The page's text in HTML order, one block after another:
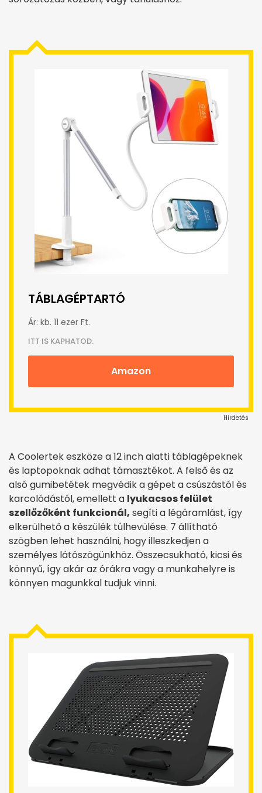
TÁBLAGÉPTARTÓ
Ár: kb. 11 ezer Ft.
ITT IS KAPHATOD:
Amazon
Hirdetés
A Coolertek eszköze a 12 inch alatti táblagépeknek
és laptopoknak adhat támasztékot. A felső és az
alsó gumibetétek megvédik a gépet a csúszástól és
karcolódástól, emellett a lyukacsos felület
szellőzőként funkcionál, segíti a légáramlást, így
elkerülhető a készülék túlhevülése. 7 állítható
szögben lehet használni, hogy illeszkedjen a
személyes látószögünkhöz. Összecsukható, kicsi és
könnyű, így akár az órákra vagy a munkahelyre is
könnyen magunkkal tudjuk vinni.